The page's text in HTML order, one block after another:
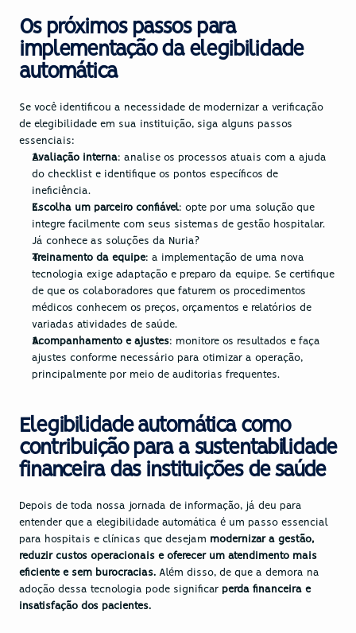
Os próximos passos para
implementação da elegibilidade
automática
Se você identificou a necessidade de modernizar a verificação
de elegibilidade em sua instituição, siga alguns passos
essenciais:
Avaliação interna: analise os processos atuais com a ajuda
do checklist e identifique os pontos específicos de
ineficiência.
Escolha um parceiro confiável: opte por uma solução que
integre facilmente com seus sistemas de gestão hospitalar.
Já conhece as soluções da Nuria?
Treinamento da equipe: a implementação de uma nova
tecnologia exige adaptação e preparo da equipe. Se certifique
de que os colaboradores que faturem os procedimentos
médicos conhecem os preços, orçamentos e relatórios de
variadas atividades de saúde.
Acompanhamento e ajustes: monitore os resultados e faça
ajustes conforme necessário para otimizar a operação,
principalmente por meio de auditorias frequentes.
Elegibilidade automática como
contribuição para a sustentabilidade
financeira das instituições de saúde
Depois de toda nossa jornada de informação, já deu para
entender que a elegibilidade automática é um passo essencial
para hospitais e clínicas que desejam modernizar a gestão,
reduzir custos operacionais e oferecer um atendimento mais
eficiente e sem burocracias. Além disso, de que a demora na
adoção dessa tecnologia pode significar perda financeira e
insatisfação dos pacientes.